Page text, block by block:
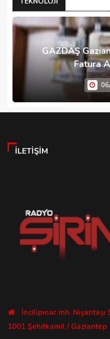
GAZDAŞ
Fatura
İLETIŞIM
İncilipınar mh.
1001 Şehitkamil / Gaziantep